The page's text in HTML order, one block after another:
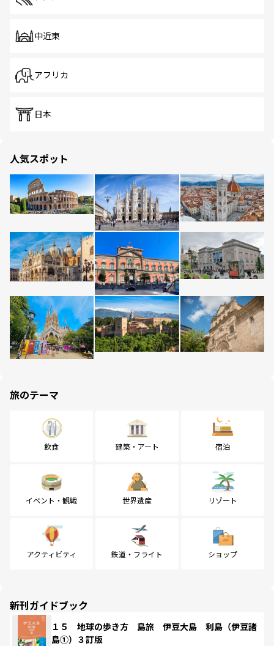
中近東
アフリカ
日本
人気スポット
旅のテーマ
飲食 建築・アート 宿泊
イベント・観戦 世界遺産 リゾート
アクティビティ 鉄道・フライト ショップ
新刊ガイドブック
１５ 地球の歩き方 島旅 伊豆大島 利島（伊豆諸
島①）３訂版